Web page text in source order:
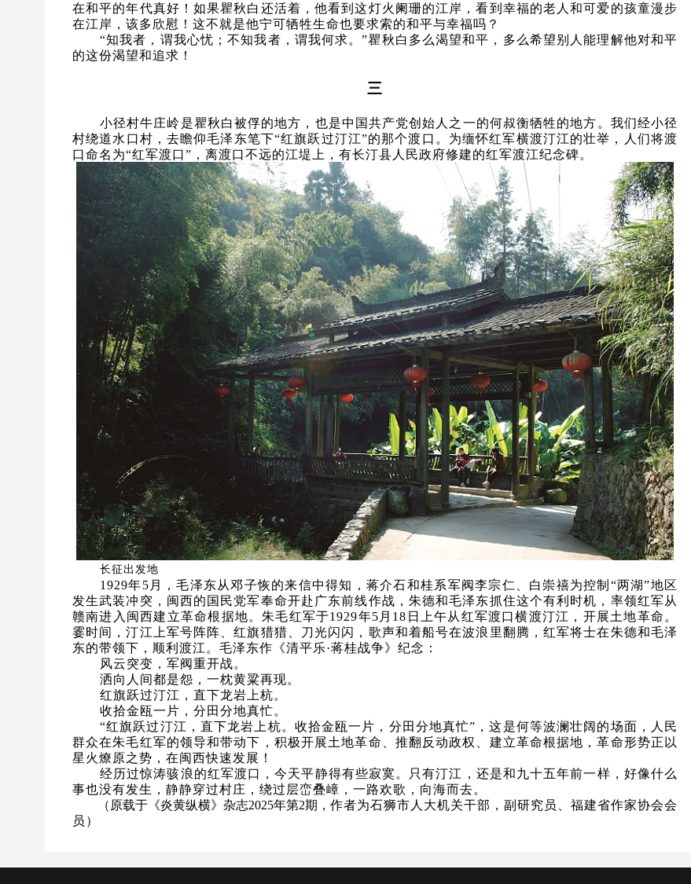
在和平的年代真好！如果瞿秋白还活着，他看到这灯火阑珊的江岸，看到幸福的老人和可爱的孩童漫步
在江岸，该多欣慰！这不就是他宁可牺牲生命也要求索的和平与幸福吗？
“知我者，谓我心忧；不知我者，谓我何求。”瞿秋白多么渴望和平，多么希望别人能理解他对和平
的这份渴望和追求！
三
小径村牛庄岭是瞿秋白被俘的地方，也是中国共产党创始人之一的何叔衡牺牲的地方。我们经小径
村绕道水口村，去瞻仰毛泽东笔下“红旗跃过汀江”的那个渡口。为缅怀红军横渡汀江的壮举，人们将渡
口命名为“红军渡口”，离渡口不远的江堤上，有长汀县人民政府修建的红军渡江纪念碑。
长征出发地
1929年5月，毛泽东从邓子恢的来信中得知，蒋介石和桂系军阀李宗仁、白崇禧为控制“两湖”地区
发生武装冲突，闽西的国民党军奉命开赴广东前线作战，朱德和毛泽东抓住这个有利时机，率领红军从
赣南进入闽西建立革命根据地。朱毛红军于1929年5月18日上午从红军渡口横渡汀江，开展土地革命。
霎时间，汀江上军号阵阵、红旗猎猎、刀光闪闪，歌声和着船号在波浪里翻腾，红军将士在朱德和毛泽
东的带领下，顺利渡江。毛泽东作《清平乐·蒋桂战争》纪念：
风云突变，军阀重开战。
洒向人间都是怨，一枕黄粱再现。
红旗跃过汀江，直下龙岩上杭。
收拾金瓯一片，分田分地真忙。
“红旗跃过汀江，直下龙岩上杭。收拾金瓯一片，分田分地真忙”，这是何等波澜壮阔的场面，人民
群众在朱毛红军的领导和带动下，积极开展土地革命、推翻反动政权、建立革命根据地，革命形势正以
星火燎原之势，在闽西快速发展！
经历过惊涛骇浪的红军渡口，今天平静得有些寂寞。只有汀江，还是和九十五年前一样，好像什么
事也没有发生，静静穿过村庄，绕过层峦叠嶂，一路欢歌，向海而去。
（原载于《炎黄纵横》杂志2025年第2期， 作者为石狮市人大机关干部，副研究员、福建省作家协会会
员 ）